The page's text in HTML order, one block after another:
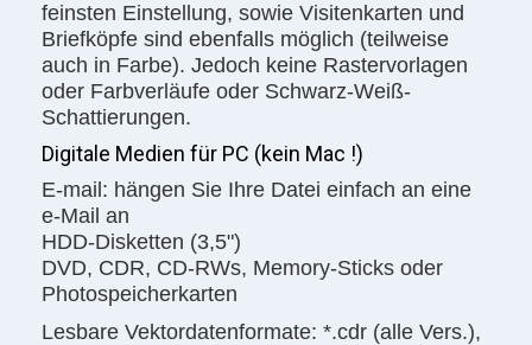
feinsten Einstellung, sowie Visitenkarten und
Briefköpfe sind ebenfalls möglich (teilweise
auch in Farbe). Jedoch keine Rastervorlagen
oder Farbverläufe oder Schwarz-Weiß-
Schattierungen.
Digitale Medien für PC (kein Mac !)
E-mail: hängen Sie Ihre Datei einfach an eine
e-Mail an
HDD-Disketten (3,5")
DVD, CDR, CD-RWs, Memory-Sticks oder
Photospeicherkarten
Lesbare Vektordatenformate: *.cdr (alle Vers.),